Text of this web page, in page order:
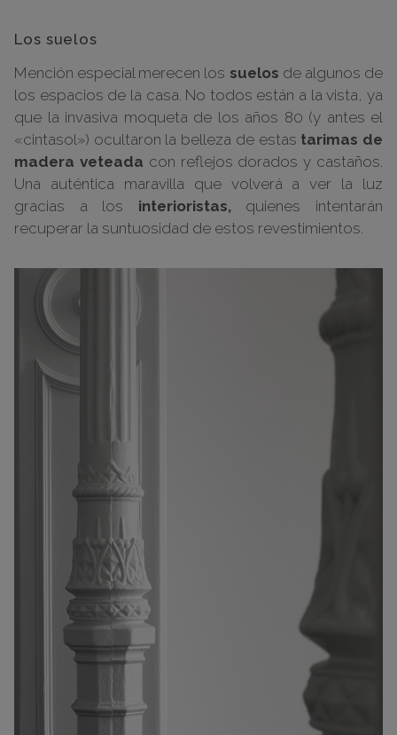
Los suelos
Mención especial merecen los suelos de algunos de
los espacios de la casa. No todos están a la vista, ya
que la invasiva moqueta de los años 80 (y antes el
«cintasol») ocultaron la belleza de estas tarimas de
madera veteada con reflejos dorados y castaños.
Una auténtica maravilla que volverá a ver la luz
gracias a los interioristas,quienes intentarán
recuperar la suntuosidad de estos revestimientos.